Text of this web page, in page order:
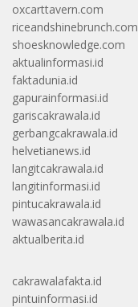
oxcarttavern.com
riceandshinebrunch.com
shoesknowledge.com
aktualinformasi.id
faktadunia.id
gapurainformasi.id
gariscakrawala.id
gerbangcakrawala.id
helvetianews.id
langitcakrawala.id
langitinformasi.id
pintucakrawala.id
wawasancakrawala.id
aktualberita.id
cakrawalafakta.id
pintuinformasi.id